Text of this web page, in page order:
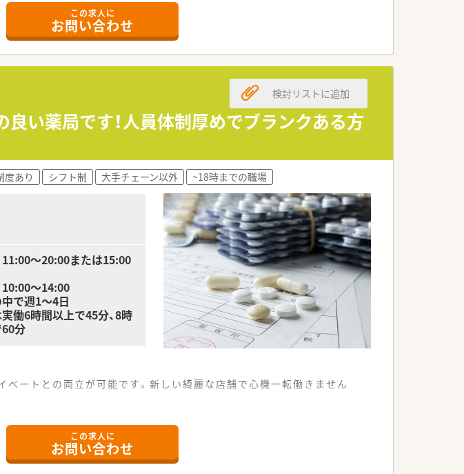
立地に新規オープンの綺麗な調剤薬局です。
ンに応需し専門性を高めることができる環境です。
り将来的には1日100枚を目指す店舗です。
向けて法人全体で積極的に取り組んでいる企業です。
あり一人ひとりの意見が店舗運営に反映されやすいです。
ョンを大切にしながらきめ細かい服薬指導を行っています。
バランスを保ちながら健康的に働き続けられる環境です。
新設備を導入し業務の効率化と過誤防止に努めています。
いるためしっかりとリフレッシュして業務に戻れます。
全体の業務を牽引しスタッフの指導やサポートを行っています。
り多様なバックグラウンドを持つスタッフが在籍する予定です。
たいという強い意欲を持ったスタッフが中心となって働きます。
この求人に
お問い合わせ
良い薬局です！人員体制厚めでブランクある方
検討リストに追加
度あり シフト制 大手チェーン以外 ~18時までの職場
～20:00または15:00
～14:00
で週1～4日
働6時間以上で45分、8時
分
ートとの両立が可能です。新しい綺麗な店舗で心機一転働きません
立地に新規オープンの綺麗な調剤薬局です。
ンに応需し専門性を高めることができる環境です。
り将来的には1日100枚を目指す店舗です。
この求人に
お問い合わせ